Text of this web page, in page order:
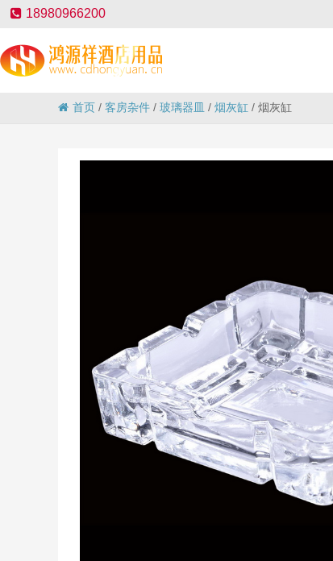
18980966200
首页 / 客房杂件 / 玻璃器皿 / 烟灰缸 / 烟灰缸